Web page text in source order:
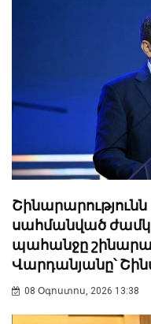
սահմանված
պահանջը
Վարդանյանը՝
08 Օգոստոս, 2026 13:38